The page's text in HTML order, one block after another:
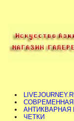
СОВРЕМЕННАЯ
АНТИКВАРНАЯ
ЧЕТКИ